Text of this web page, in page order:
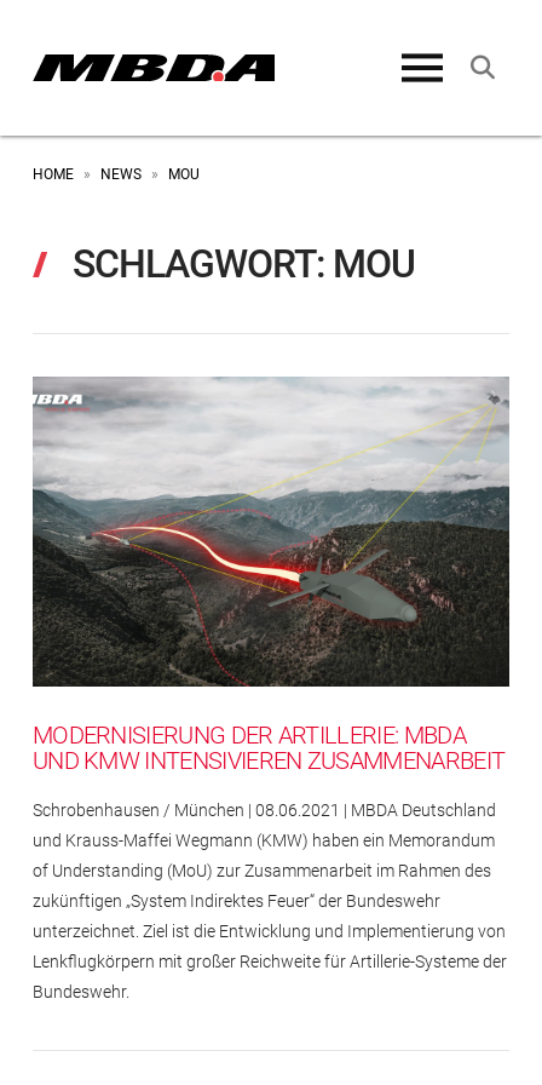
HOME » NEWS » MOU
SCHLAGWORT: MOU
MODERNISIERUNG DER ARTILLERIE: MBDA
UND KMW INTENSIVIEREN ZUSAMMENARBEIT
Schrobenhausen / München | 08.06.2021 | MBDA Deutschland
und Krauss-Maffei Wegmann (KMW) haben ein Memorandum
of Understanding (MoU) zur Zusammenarbeit im Rahmen des
zukünftigen „System Indirektes Feuer“ der Bundeswehr
unterzeichnet. Ziel ist die Entwicklung und Implementierung von
Lenkflugkörpern mit großer Reichweite für Artillerie-Systeme der
Bundeswehr.